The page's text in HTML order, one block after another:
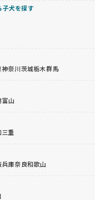
子犬を探す
神奈川茨城栃木群馬
富山
三重
兵庫奈良和歌山